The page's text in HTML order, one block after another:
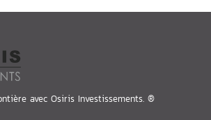
avec Osiris Investissements. ®